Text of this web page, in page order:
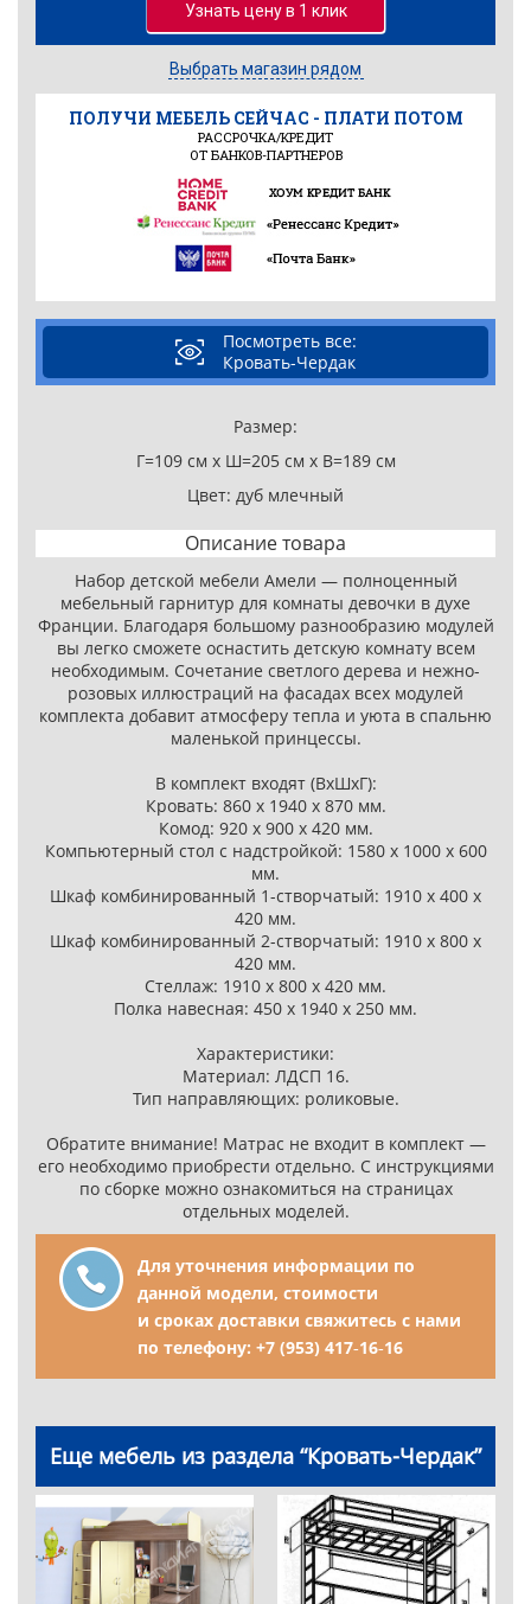
Узнать цену в 1 клик
Выбрать магазин рядом
ПОЛУЧИ МЕБЕЛЬ СЕЙЧАС - ПЛАТИ ПОТОМ
РАССРОЧКА/КРЕДИТ
ОТ БАНКОВ-ПАРТНЕРОВ
Посмотреть все:
Кровать-Чердак
Размер:
Г=109 см x Ш=205 см x В=189 см
Цвет: дуб млечный
Описание товара
Набор детской мебели Амели — полноценный
мебельный гарнитур для комнаты девочки в духе
Франции. Благодаря большому разнообразию модулей
вы легко сможете оснастить детскую комнату всем
необходимым. Сочетание светлого дерева и нежно-
розовых иллюстраций на фасадах всех модулей
комплекта добавит атмосферу тепла и уюта в спальню
маленькой принцессы.
В комплект входят (ВхШхГ):
Кровать: 860 х 1940 х 870 мм.
Комод: 920 х 900 х 420 мм.
Компьютерный стол с надстройкой: 1580 х 1000 х 600
мм.
Шкаф комбинированный 1-створчатый: 1910 х 400 х
420 мм.
Шкаф комбинированный 2-створчатый: 1910 х 800 х
420 мм.
Стеллаж: 1910 х 800 х 420 мм.
Полка навесная: 450 х 1940 х 250 мм.
Характеристики:
Материал: ЛДСП 16.
Тип направляющих: роликовые.
Обратите внимание! Матрас не входит в комплект —
его необходимо приобрести отдельно. С инструкциями
по сборке можно ознакомиться на страницах
отдельных моделей.
Для уточнения информации по
данной модели, стоимости
и сроках доставки свяжитесь с нами
по телефону: +7 (953) 417‑16‑16
Еще мебель из раздела “Кровать-Чердак”